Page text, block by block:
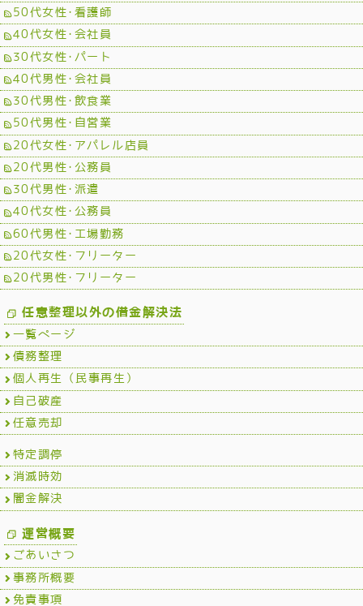
50代女性･看護師
40代女性･会社員
30代女性･パート
40代男性･会社員
30代男性･飲食業
50代男性･自営業
20代女性･アパレル店員
20代男性･公務員
30代男性･派遣
40代女性･公務員
60代男性･工場勤務
20代女性･フリーター
20代男性･フリーター
任意整理以外の借金解決法
一覧ページ
債務整理
個人再生（民事再生）
自己破産
任意売却
特定調停
消滅時効
闇金解決
運営概要
ごあいさつ
事務所概要
免責事項